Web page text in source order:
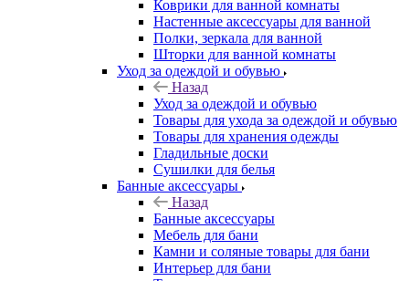
Коврики для ванной комнаты
Настенные аксессуары для ванной
Полки, зеркала для ванной
Шторки для ванной комнаты
Уход за одеждой и обувью
Назад
Уход за одеждой и обувью
Товары для ухода за одеждой и обувью
Товары для хранения одежды
Гладильные доски
Сушилки для белья
Банные аксессуары
Назад
Банные аксессуары
Мебель для бани
Камни и соляные товары для бани
Интерьер для бани